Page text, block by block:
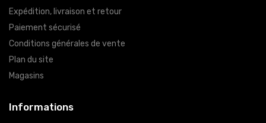
Expédition, livraison et retour
Paiement sécurisé
Conditions générales de vente
Plan du site
Magasins
Informations